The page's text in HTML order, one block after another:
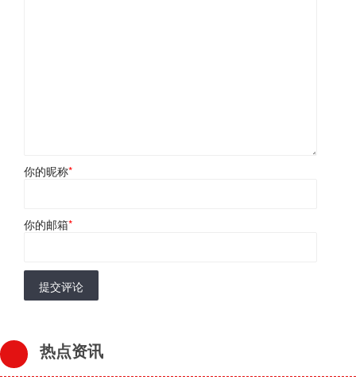
你的昵称*
你的邮箱*
提交评论
热点资讯